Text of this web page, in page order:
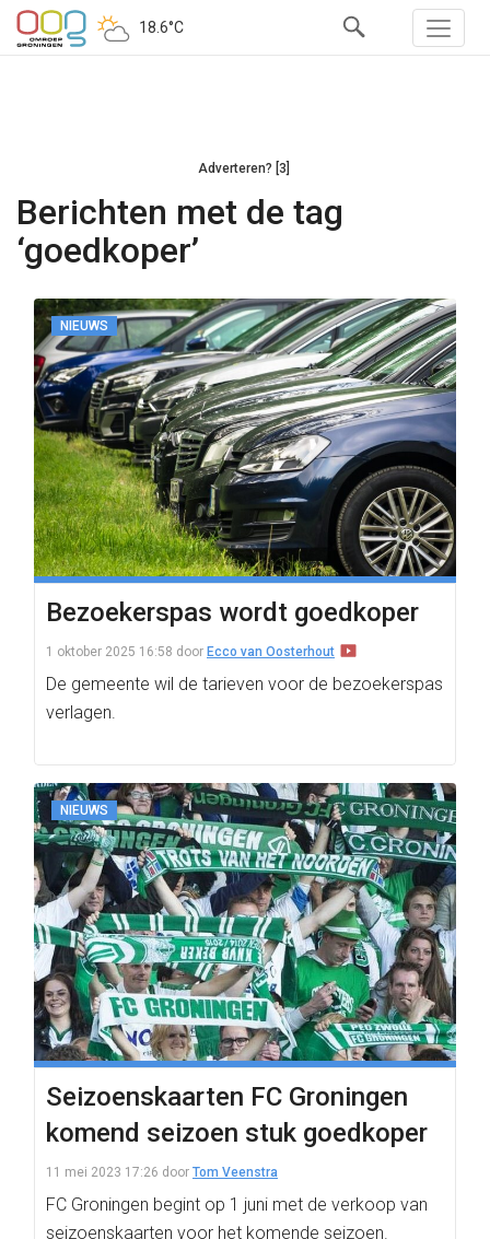
18.6°C
Adverteren? [3]
Berichten met de tag
‘goedkoper’
NIEUWS
Bezoekerspas wordt goedkoper
1 oktober 2025 16:58 door Ecco van Oosterhout
De gemeente wil de tarieven voor de bezoekerspas
verlagen.
NIEUWS
Seizoenskaarten FC Groningen
komend seizoen stuk goedkoper
11 mei 2023 17:26 door Tom Veenstra
FC Groningen begint op 1 juni met de verkoop van
seizoenskaarten voor het komende seizoen.